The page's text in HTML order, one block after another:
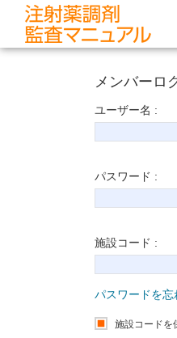
メンバーロ
ユーザー名 :
パスワード :
施設コード :
パスワードを忘
施設コードを